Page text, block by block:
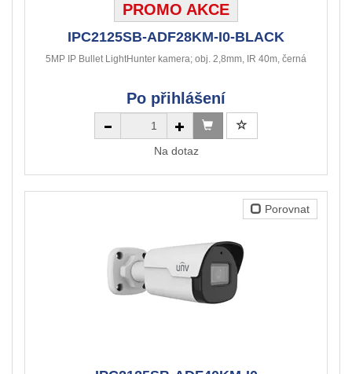
PROMO AKCE
IPC2125SB-ADF28KM-I0-BLACK
5MP IP Bullet LightHunter kamera; obj. 2,8mm, IR 40m, černá
Po přihlášení
Na dotaz
Porovnat